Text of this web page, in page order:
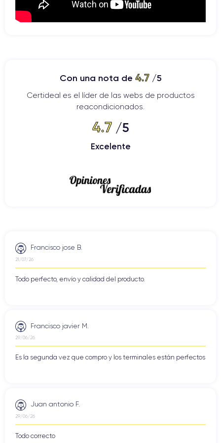
Con una nota de 4.7/5
Certideal es el líder de las webs de productos
reacondicionados.
4.7/5
Excelente
Francisco jose B.
21/07/26
Todo perfecto, envío y calidad del producto.
Francisco javier M.
29/06/26
Es la segunda vez que compro y los terminales están perfectos
Juan antonio F.
29/06/26
Todo correcto